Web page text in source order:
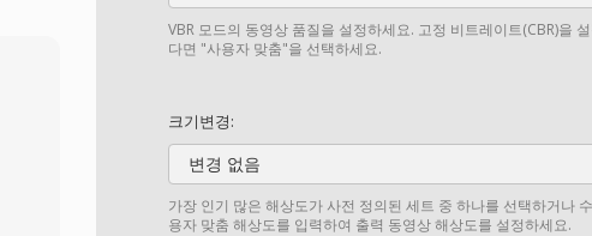
VBR 모드의 동영상 품질을 설정하세요. 고정 비트레이트(CBR)을
다면 "사용자 맞춤"을 선택하세요.
크기변경:
변경 없음
가장 인기 많은 해상도가 사전 정의된 세트 중 하나를 선택하거나
용자 맞춤 해상도를 입력하여 출력 동영상 해상도를 설정하세요.